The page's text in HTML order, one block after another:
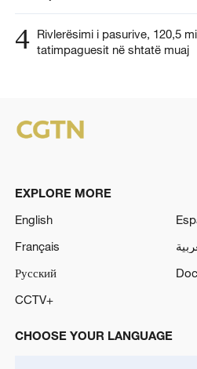
4 Rivlerësimi i pasurive, 120,5
tatimpaguesit në shtatë muaj
EXPLORE MORE
English
Français
Русский
CCTV+
CHOOSE YOUR LANGUAGE